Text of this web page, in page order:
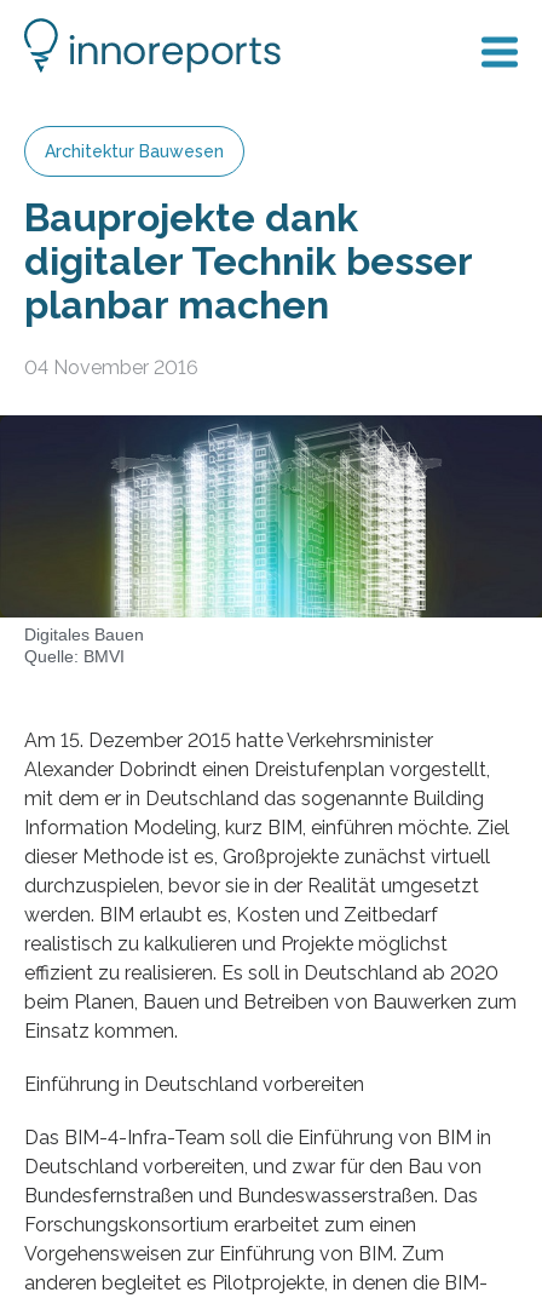
Architektur Bauwesen
Bauprojekte dank
digitaler Technik besser
planbar machen
04 November 2016
Digitales Bauen
Quelle: BMVI
Am 15. Dezember 2015 hatte Verkehrsminister
Alexander Dobrindt einen Dreistufenplan vorgestellt,
mit dem er in Deutschland das sogenannte Building
Information Modeling, kurz BIM, einführen möchte. Ziel
dieser Methode ist es, Großprojekte zunächst virtuell
durchzuspielen, bevor sie in der Realität umgesetzt
werden. BIM erlaubt es, Kosten und Zeitbedarf
realistisch zu kalkulieren und Projekte möglichst
effizient zu realisieren. Es soll in Deutschland ab 2020
beim Planen, Bauen und Betreiben von Bauwerken zum
Einsatz kommen.
Einführung in Deutschland vorbereiten
Das BIM-4-Infra-Team soll die Einführung von BIM in
Deutschland vorbereiten, und zwar für den Bau von
Bundesfernstraßen und Bundeswasserstraßen. Das
Forschungskonsortium erarbeitet zum einen
Vorgehensweisen zur Einführung von BIM. Zum
anderen begleitet es Pilotprojekte, in denen die BIM-